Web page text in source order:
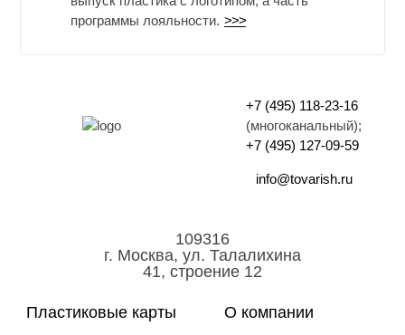
программы лояльности. >>>
+7 (495) 118-23-16
(многоканальный);
+7 (495) 127-09-59
info@tovarish.ru
109316
г. Москва, ул. Талалихина
41, строение 12
Пластиковые карты О компании